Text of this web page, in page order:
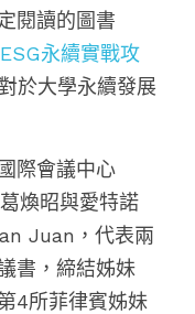
閱讀的圖書
永續實戰攻
於大學永續發展
際會議中心
煥昭與愛特諾
Juan，代表兩
書，締結姊妹
4所菲律賓姊妹